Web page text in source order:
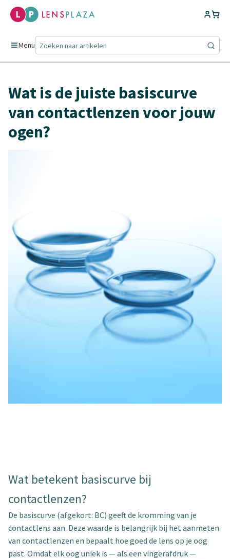
Menu
Wat is de juiste basiscurve
van contactlenzen voor jouw
ogen?
Wat betekent basiscurve bij
contactlenzen?
De basiscurve (afgekort: BC) geeft de kromming van je
contactlens aan. Deze waarde is belangrijk bij het aanmeten
van contactlenzen en bepaalt hoe goed de lens op je oog
past. Omdat elk oog uniek is — als een vingerafdruk —